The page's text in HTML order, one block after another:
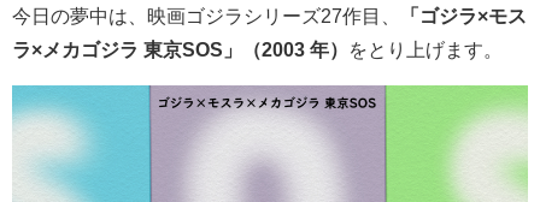
今日の夢中は、映画ゴジラシリーズ27作目、
「ゴジラ×モス
ラ×メカゴジラ 東京SOS」（2003 年）
をとり上げます。